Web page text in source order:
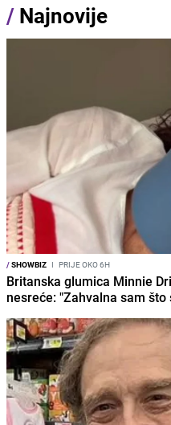
/ Najnovije
/SHOWBIZ I PRIJE OKO 6H
Britanska glumica Minnie
nesreće: "Zahvalna sam što